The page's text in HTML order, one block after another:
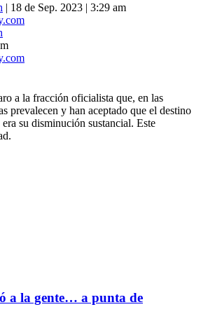
| 18 de Sep. 2023 | 3:29 am
a la fracción oficialista que, en las
prevalecen y han aceptado que el destino
su disminución sustancial. Este
a la gente… a punta de